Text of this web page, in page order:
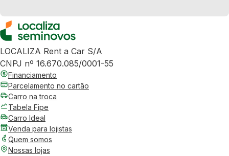
LOCALIZA Rent a Car S/A
CNPJ nº 16.670.085/0001-55
Financiamento
Parcelamento no cartão
Carro na troca
Tabela Fipe
Carro Ideal
Venda para lojistas
Quem somos
Nossas lojas